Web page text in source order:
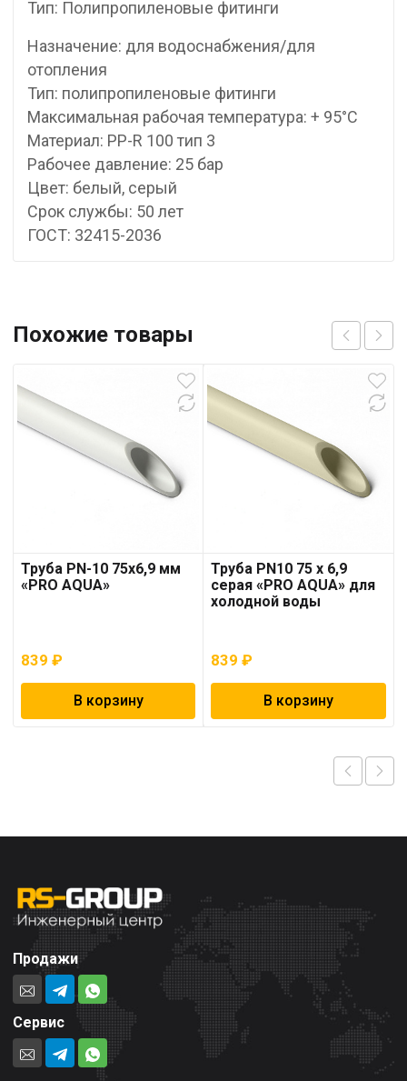
Тип: Полипропиленовые фитинги
Назначение: для водоснабжения/для
отопления
Тип: полипропиленовые фитинги
Максимальная рабочая температура: + 95°С
Материал: PP-R 100 тип 3
Рабочее давление: 25 бар
Цвет: белый, серый
Срок службы: 50 лет
ГОСТ: 32415-2036
Похожие товары
Труба PN-10 75х6,9 мм
«PRO AQUA»
839 ₽
В корзину
Труба PN10 75 x 6,9
серая «PRO AQUA» для
холодной воды
839₽
В корзину
Продажи
Сервис